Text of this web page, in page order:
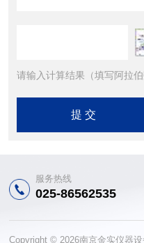
请输入计算结果（填写阿拉
服务热线
025-86562535
Copyright © 2026南京金实仪器